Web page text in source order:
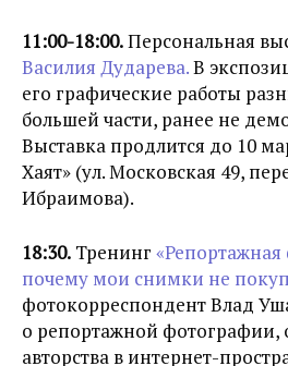
11:00-18:00.Персональная
Василия Дударева.В
его графические работы
большей части, ранее не
Выставка продлится до 10
Хаят» (ул. Московская 49,
Ибраимова).
18:30. Тренинг
почему мои снимки не
фотокорреспондент Влад
о репортажной фотографии,
авторства в интернет-